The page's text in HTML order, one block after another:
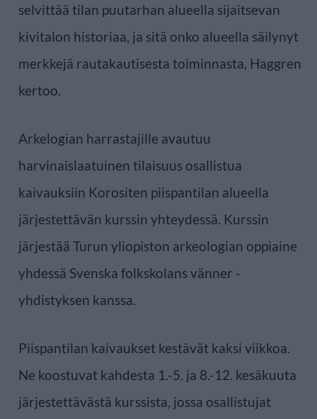
selvittää tilan puutarhan alueella sijaitsevan
kivitalon historiaa, ja sitä onko alueella säilynyt
merkkejä rautakautisesta toiminnasta, Haggren
kertoo.
Arkelogian harrastajille avautuu
harvinaislaatuinen tilaisuus osallistua
kaivauksiin Korositen piispantilan alueella
järjestettävän kurssin yhteydessä. Kurssin
järjestää Turun yliopiston arkeologian oppiaine
yhdessä Svenska folkskolans vänner -
yhdistyksen kanssa.
Piispantilan kaivaukset kestävät kaksi viikkoa.
Ne koostuvat kahdesta 1.-5. ja 8.-12. kesäkuuta
järjestettävästä kurssista, jossa osallistujat